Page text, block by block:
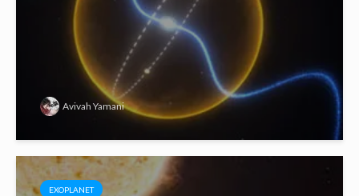
Avivah Yamani
EXOPLANET